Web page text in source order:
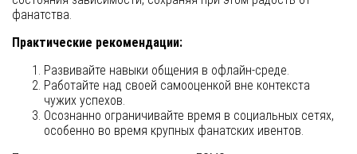
фанатства.
Практические рекомендации:
Развивайте навыки общения в офлайн-среде.
Работайте над своей самооценкой вне контекста
чужих успехов.
Осознанно ограничивайте время в социальных сетях,
особенно во время крупных фанатских ивентов.